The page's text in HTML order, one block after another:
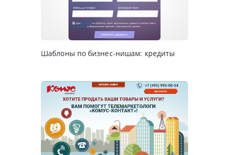
Шаблоны по бизнес-нишам: кредиты